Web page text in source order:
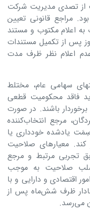
تصدی مدیریت شرکت
مراجع قانونی تعیین
اعلام مکتوب و مستند
پس از تکمیل مستندات
اعلام نظر ظرف مدت
سهامی عام، مختلط
فاقد محکومیت قطعی
باشند. در صورت
مرجع انتخاب‌کننده
یادشده خودداری یا
معیارهای صلاحیت
تجربی مرتبط و مرجع
صلاحیت به موجب
اقتصادی و دارایی و با
ظرف شش‌ماه پس از
می‌رسد.